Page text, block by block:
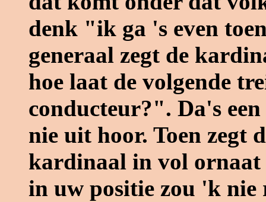
denk "ik ga 's even
generaal zegt de
hoe laat de volgende
conducteur?". Da's
nie uit hoor. Toen zegt
kardinaal in vol
in uw positie zou 'k